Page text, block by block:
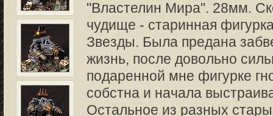
"Властелин Мира". 28мм.
чудище - старинная
Звезды. Была предана
жизнь, после довольно
подаренной мне фигурке
собстна и начала
Остальное из разных